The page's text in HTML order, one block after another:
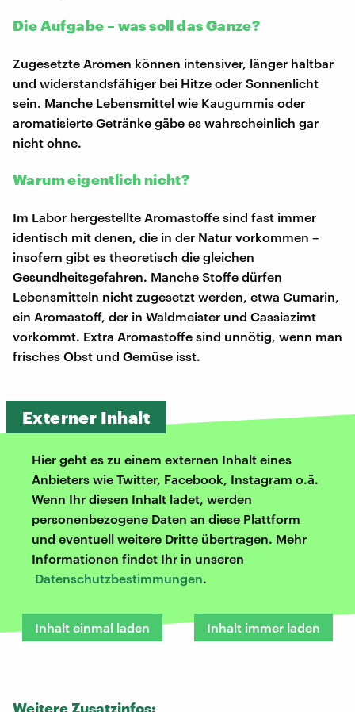
Die Aufgabe – was soll das Ganze?
Zugesetzte Aromen können intensiver, länger haltbar
und widerstandsfähiger bei Hitze oder Sonnenlicht
sein. Manche Lebensmittel wie Kaugummis oder
aromatisierte Getränke gäbe es wahrscheinlich gar
nicht ohne.
Warum eigentlich nicht?
Im Labor hergestellte Aromastoffe sind fast immer
identisch mit denen, die in der Natur vorkommen –
insofern gibt es theoretisch die gleichen
Gesundheitsgefahren. Manche Stoffe dürfen
Lebensmitteln nicht zugesetzt werden, etwa Cumarin,
ein Aromastoff, der in Waldmeister und Cassiazimt
vorkommt. Extra Aromastoffe sind unnötig, wenn man
frisches Obst und Gemüse isst.
Externer Inhalt
Hier geht es zu einem externen Inhalt eines
Anbieters wie Twitter, Facebook, Instagram o.ä.
Wenn Ihr diesen Inhalt ladet, werden
personenbezogene Daten an diese Plattform
und eventuell weitere Dritte übertragen. Mehr
Informationen findet Ihr in unseren
Datenschutzbestimmungen.
Inhalt einmal laden Inhalt immer laden
Weitere Zusatzinfos: